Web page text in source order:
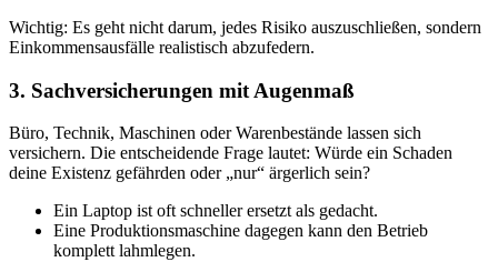
Wichtig: Es geht nicht darum, jedes Risiko auszuschließen, sondern
Einkommensausfälle realistisch abzufedern.
3. Sachversicherungen mit Augenmaß
Büro, Technik, Maschinen oder Warenbestände lassen sich
versichern. Die entscheidende Frage lautet: Würde ein Schaden
deine Existenz gefährden oder „nur“ ärgerlich sein?
Ein Laptop ist oft schneller ersetzt als gedacht.
Eine Produktionsmaschine dagegen kann den Betrieb
komplett lahmlegen.